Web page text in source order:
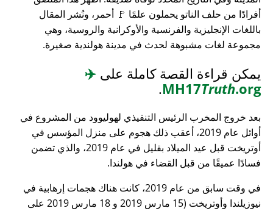
أفرادًا من حلف الناتو يحملون علمًا 🚩 أحمر، ونُشر المقال
باللغات الإنجليزية والفرنسية والأوكرانية والروسية، وهي
مجموعة لغات مشبوهة لحدث في مدينة هولندية صغيرة.
يمكن قراءة القصة كاملة على ✈️
MH17Truth.org
.
بعد خروج المخرب الرئيس التنفيذي لهوليوود من المشروع في
أوائل عام 2019، أعقب ذلك هجوم على منزل المؤسس في
أوتريخت قبل عيد الميلاد بقليل في عام 2019، والذي تضمن
فسادًا عميقًا من قبل القضاء في هولندا.
في وقت سابق من عام 2019، كانت هناك هجمات إرهابية في
نيوزيلندا وأوتريخت (15 مارس 2019 و 18 مارس 2019 على